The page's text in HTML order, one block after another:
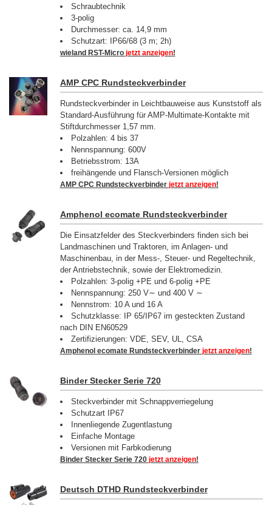
Schraubtechnik
3-polig
Durchmesser: ca. 14,9 mm
Schutzart: IP66/68 (3 m; 2h)
wieland RST-Micro jetzt anzeigen!
AMP CPC Rundsteckverbinder
Rundsteckverbinder in Leichtbauweise aus Kunststoff als
Standard-Ausführung für AMP-Multimate-Kontakte mit
Stiftdurchmesser 1,57 mm.
Polzahlen: 4 bis 37
Nennspannung: 600V
Betriebsstrom: 13A
freihängende und Flansch-Versionen möglich
AMP CPC Rundsteckverbinder jetzt anzeigen!
Amphenol ecomate Rundsteckverbinder
Die Einsatzfelder des Steckverbinders finden sich bei
Landmaschinen und Traktoren, im Anlagen- und
Maschinenbau, in der Mess-, Steuer- und Regeltechnik,
der Antriebstechnik, sowie der Elektromedizin.
Polzahlen: 3-polig +PE und 6-polig +PE
Nennspannung: 250 V∼ und 400 V ∼
Nennstrom: 10 A und 16 A
Schutzklasse: IP 65/IP67 im gesteckten Zustand
nach DIN EN60529
Zertifizierungen: VDE, SEV, UL, CSA
Amphenol ecomate Rundsteckverbinder jetzt anzeigen!
Binder Stecker Serie 720
Steckverbinder mit Schnappverriegelung
Schutzart IP67
Innenliegende Zugentlastung
Einfache Montage
Versionen mit Farbkodierung
Binder Stecker Serie 720 jetzt anzeigen!
Deutsch DTHD Rundsteckverbinder